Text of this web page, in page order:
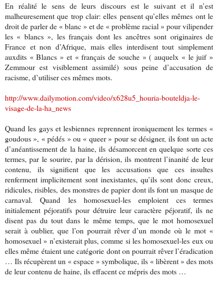
En réalité le sens de leurs discours est le suivant et il n’est
malheuresement que trop clair: elles pensent qu’elles mêmes ont le
droit de parler de « blanc » et de « problème racial » pour vilipender
les « blancs », les français dont les ancêtres sont originaires de
France et non d’Afrique, mais elles interdisent tout simplement
auxdits « Blancs » et « français de souche » ( auquelx « le juif »
Zemmour est visiblement assimilé) sous peine d’accusation de
racisme, d’utiliser ces mêmes mots.
http://www.dailymotion.com/video/x628u5_houria-bouteldja-le-
visage-de-la-ha_news
Quand les gays et lesbiennes reprennent ironiquement les termes «
goudous », « pédés » ou « queer » pour se désigner, ils font un acte
d’anéantissement de la haine, ils désamorcent en quelque sorte ces
termes, par le sourire, par la dérision, ils montrent l’inanité de leur
contenu, ils signifient que les accusations que ces insultes
renferment implicitement sont inexistantes, qu’ils sont donc creux,
ridicules, risibles, des monstres de papier dont ils font un masque de
carnaval. Quand les homosexuel-les emploient ces termes
initialement péjoratifs pour détruire leur caractère péjoratif, ils ne
disent pas du tout dans le même temps, que le mot homosexuel
serait à oublier, que l’on pourrait rêver d’un monde où le mot «
homosexuel » n’existerait plus, comme si les homosexuel-les eux ou
elles même étaient une catégorie dont on pourrait rêver l’éradication
… Ils récupèrent un « espace » symbolique, ils « libèrent » des mots
de leur contenu de haine, ils effacent ce mépris des mots …